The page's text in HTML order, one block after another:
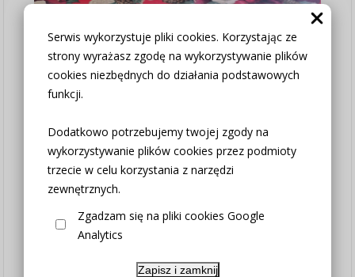
Serwis wykorzystuje pliki cookies. Korzystając ze
strony wyrażasz zgodę na wykorzystywanie plików
cookies niezbędnych do działania podstawowych
funkcji.
Dodatkowo potrzebujemy twojej zgody na
wykorzystywanie plików cookies przez podmioty
trzecie w celu korzystania z narzędzi
zewnętrznych.
Zgadzam się na pliki cookies Google
Analytics
Zapisz i zamknij